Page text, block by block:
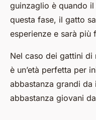
guinzaglio è quando
questa fase, il gatto
esperienze e sarà più
Nel caso dei gattini di
è un’età perfetta per
abbastanza grandi da
abbastanza giovani